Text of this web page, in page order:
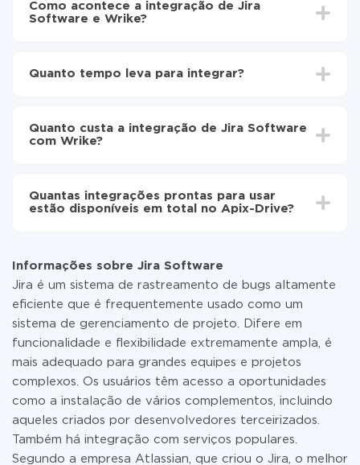
Como acontece a integração de Jira
Software e Wrike?
Wrike
automaticamente de Jira Software para Wrike
Quanto tempo leva para integrar?
30 minutos. Em média, a configuração leva de 10 a 15
minutos.
Quanto custa a integração de Jira Software
com Wrike?
as tarifas. Você paga apenas pela quantidade de
dados que é realmente transferida de um de seus
ou mudar para um de pago, se necessário. Mais
detalhes sobre tarifas.
Quantas integrações prontas para usar
estão disponíveis em total no Apix-Drive?
Informações sobre Jira Software
Jira é um sistema de rastreamento de bugs altamente
eficiente que é frequentemente usado como um
sistema de gerenciamento de projeto. Difere em
funcionalidade e flexibilidade extremamente ampla, é
mais adequado para grandes equipes e projetos
complexos. Os usuários têm acesso a oportunidades
como a instalação de vários complementos, incluindo
aqueles criados por desenvolvedores terceirizados.
Também há integração com serviços populares.
Segundo a empresa Atlassian, que criou o Jira, o melhor